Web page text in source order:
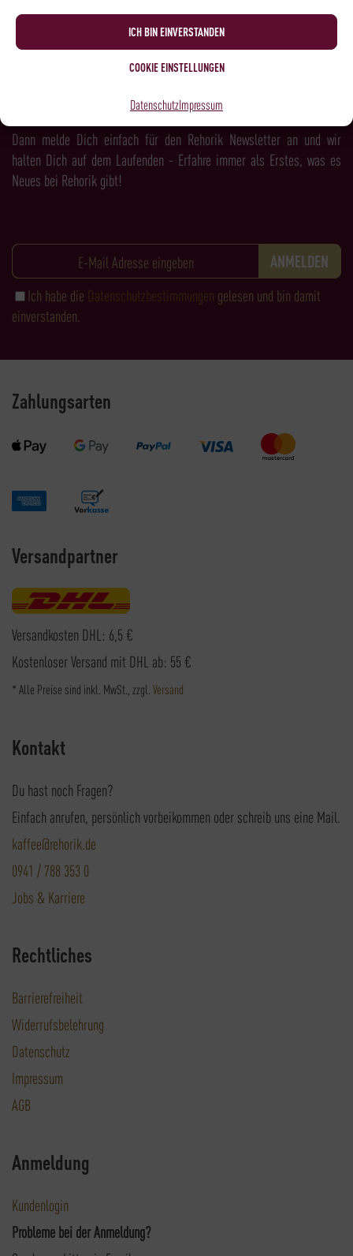
ICH BIN EINVERSTANDEN
COOKIE EINSTELLUNGEN
DatenschutzImpressum
NEWSLETTER
Dann melde Dich einfach für den Rehorik Newsletter an und wir
halten Dich auf dem Laufenden - Erfahre immer als Erstes, was es
Neues bei Rehorik gibt!
Ich habe die Datenschutzbestimmungen gelesen und bin damit
einverstanden.
Zahlungsarten
Versandpartner
Versandkosten DHL: 6,5 €
Kostenloser Versand mit DHL ab: 55 €
* Alle Preise sind inkl. MwSt., zzgl. Versand
Kontakt
Du hast noch Fragen?
Einfach anrufen, persönlich vorbeikommen oder schreib uns eine Mail.
kaffee@rehorik.de
0941 / 788 353 0
Jobs & Karriere
Rechtliches
Barrierefreiheit
Widerrufsbelehrung
Datenschutz
Impressum
AGB
Anmeldung
Kundenlogin
Probleme bei der Anmeldung?